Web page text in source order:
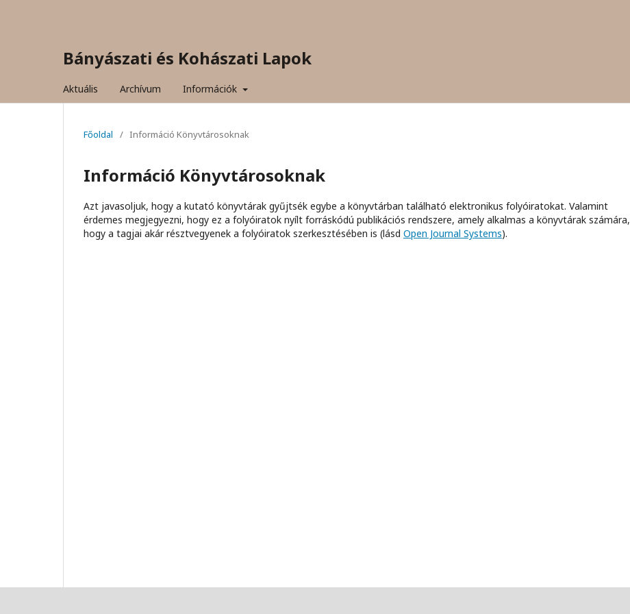
Bányászati és Kohászati Lapok
Aktuális Archívum Információk
Főoldal / Információ Könyvtárosoknak
Információ Könyvtárosoknak
Azt javasoljuk, hogy a kutató könyvtárak gyűjtsék egybe a könyvtárban található elektronikus folyóiratokat. Valamint
érdemes megjegyezni, hogy ez a folyóiratok nyílt forráskódú publikációs rendszere, amely alkalmas a könyvtárak számára,
hogy a tagjai akár résztvegyenek a folyóiratok szerkesztésében is (lásd Open Journal Systems).